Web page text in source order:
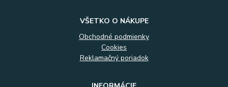
VŠETKO O NÁKUPE
Obchodné podmienky
Cookies
Reklamačný poriadok